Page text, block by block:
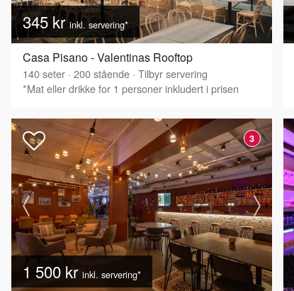
345 krinkl. servering*
Casa Pisano - Valentinas Rooftop
140seter · 200stående · Tilbyr servering
*Mat eller drikke for 1 personer inkludert i prisen
3
1 500 kr inkl. servering*